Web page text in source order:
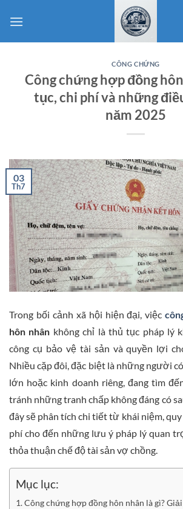
qua
CÔNG CHỨNG
Công chứng hợp đồng
tục, chi phí và những
năm 2025
03
Th7
Trong bối cảnh xã hội hiện đại, việc
hôn nhân không chỉ là thủ tục pháp lý
công cụ bảo vệ tài sản và quyền lợi
Nhiều cặp đôi, đặc biệt là những người
lớn hoặc kinh doanh riêng, đang tìm
tránh những tranh chấp không đáng có
đây sẽ phân tích chi tiết từ khái niệm,
phí cho đến những lưu ý pháp lý quan
thỏa thuận chế độ tài sản vợ chồng.
Mục lục:
Công chứng hợp đồng hôn nhân là gì?